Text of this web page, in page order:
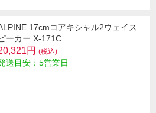
17cmコアキシャル2ウェイス
ーカー X-171C
円 (税込)
送目安：5営業日